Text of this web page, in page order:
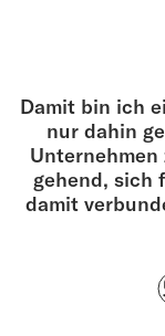
Damit bin ich
nur dahin
gehend, sich
damit